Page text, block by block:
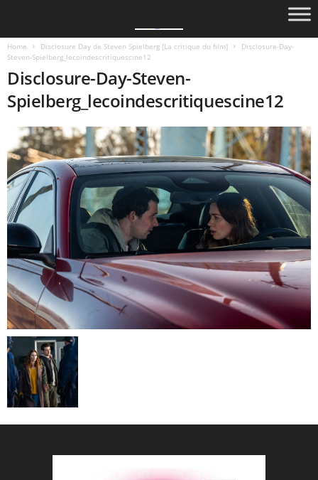
Home Disclosure Day de Steven Spielberg [La critique du film]
Disclosure-Day-
Steven-Spielberg_lecoindescritiquescine12
Disclosure-Day-Steven-
Spielberg_lecoindescritiquescine12